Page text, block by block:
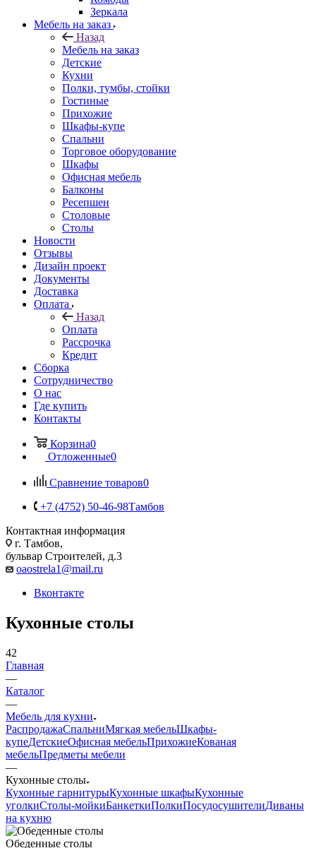
Зеркала
Мебель на заказ
Назад
Мебель на заказ
Детские
Кухни
Полки, тумбы, стойки
Гостиные
Прихожие
Шкафы-купе
Спальни
Торговое оборудование
Шкафы
Офисная мебель
Балконы
Ресепшен
Столовые
Столы
Новости
Отзывы
Дизайн проект
Документы
Доставка
Оплата
Назад
Оплата
Рассрочка
Кредит
Сборка
Сотрудничество
О нас
Где купить
Контакты
Корзина0
Отложенные0
Сравнение товаров0
+7 (4752) 50-46-98Тамбов
Контактная информация
г. Тамбов,
бульвар Строителей, д.3
oaostrela1@mail.ru
Вконтакте
Кухонные столы
42
Главная
—
Каталог
—
Мебель для кухни
РаспродажаСпальниМягкая мебельШкафы-
купеДетскиеОфисная мебельПрихожиеКованая
мебельПредметы мебели
—
Кухонные столы
Кухонные гарнитурыКухонные шкафыКухонные
уголкиСтолы-мойкиБанкеткиПолкиПосудосушителиДиваны
на кухню
Обеденные столы